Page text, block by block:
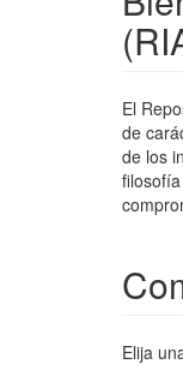
El
de
de los
Elija